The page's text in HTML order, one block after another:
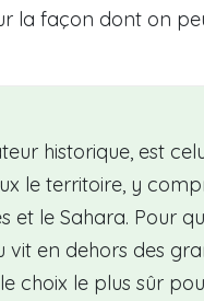
la façon dont on
historique, est
le territoire, y
et le Sahara. Pour
vit en dehors des
choix le plus sûr